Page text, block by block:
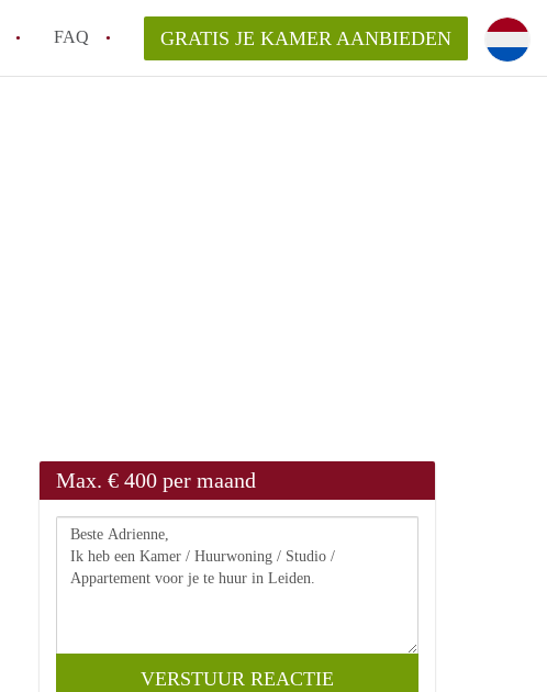
FAQ GRATIS JE KAMER AANBIEDEN
Max. € 400 per maand